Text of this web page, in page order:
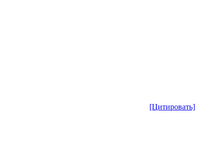
[Цитировать]